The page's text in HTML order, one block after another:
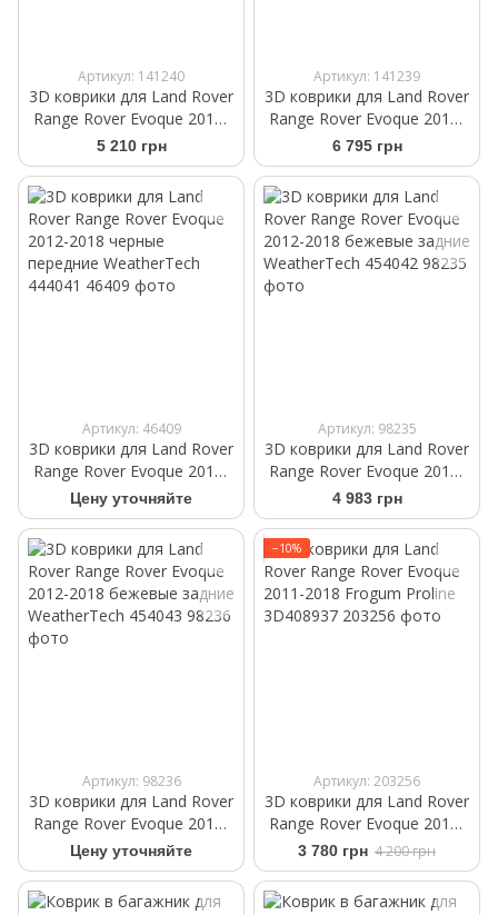
Артикул: 141240
3D коврики для Land Rover
Range Rover Evoque 2019-
черные задние
WeatherTech 4415412
5 210 грн
Артикул: 141239
3D коврики для Land Rover
Range Rover Evoque 2019-
черные передние
WeatherTech 4415411
6 795 грн
Артикул: 46409
3D коврики для Land Rover
Range Rover Evoque 2012-
2018 черные передние
WeatherTech 444041
Цену уточняйте
Артикул: 98235
3D коврики для Land Rover
Range Rover Evoque 2012-
2018 бежевые задние
WeatherTech 454042
4 983 грн
Артикул: 98236
3D коврики для Land Rover
Range Rover Evoque 2012-
2018 бежевые задние
WeatherTech 454043
Цену уточняйте
−10%
Артикул: 203256
3D коврики для Land Rover
Range Rover Evoque 2011-
2018 Frogum Proline
3D408937
3 780 грн 4 200 грн